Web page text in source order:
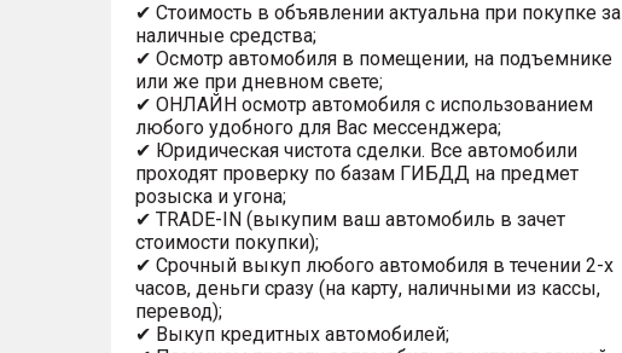
✔ Стоимость в объявлении актуальна при покупке за
наличные средства;
✔ Осмотр автомобиля в помещении, на подъемнике
или же при дневном свете;
✔ ОНЛАЙН осмотр автомобиля с использованием
любого удобного для Вас мессенджера;
✔ Юридическая чистота сделки. Все автомобили
проходят проверку по базам ГИБДД на предмет
розыска и угона;
✔ TRADE-IN (выкупим ваш автомобиль в зачет
стоимости покупки);
✔ Срочный выкуп любого автомобиля в течении 2-х
часов, деньги сразу (на карту, наличными из кассы,
перевод);
✔ Выкуп кредитных автомобилей;